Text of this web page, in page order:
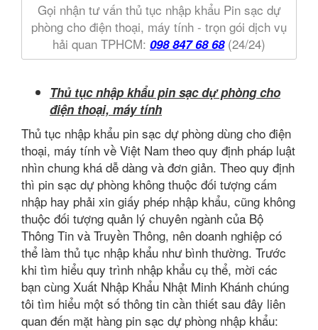
Gọi nhận tư vấn thủ tục nhập khẩu Pin sạc dự
phòng cho điện thoại, máy tính - trọn gói dịch vụ
hải quan TPHCM: 098 847 68 68 (24/24)
Thủ tục nhập khẩu pin sạc dự phòng cho
điện thoại, máy tính
Thủ tục nhập khẩu pin sạc dự phòng dùng cho điện
thoại, máy tính về Việt Nam theo quy định pháp luật
nhìn chung khá dễ dàng và đơn giản. Theo quy định
thì pin sạc dự phòng không thuộc đối tượng cấm
nhập hay phải xin giấy phép nhập khẩu, cũng không
thuộc đối tượng quản lý chuyên ngành của Bộ
Thông Tin và Truyền Thông, nên doanh nghiệp có
thể làm thủ tục nhập khẩu như bình thường. Trước
khi tìm hiểu quy trình nhập khẩu cụ thể, mời các
bạn cùng Xuất Nhập Khẩu Nhật Minh Khánh chúng
tôi tìm hiểu một số thông tin cần thiết sau đây liên
quan đến mặt hàng pin sạc dự phòng nhập khẩu: